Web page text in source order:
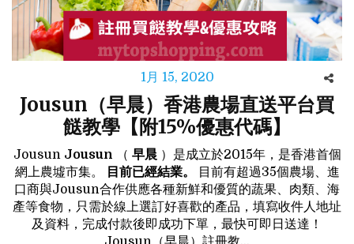
1月 15, 2020
Jousun（早晨）香港農場直送平台買
餸教學【附15%優惠代碼】
Jousun Jousun （ 早晨）是成立於2015年，是香港首個
網上農墟市集。
目前已經結業。
目前有超過35個農場、進
口商與Jousun合作供應各種新鮮和優質的蔬果、肉類、海
產等食物，只需於線上選訂好喜歡的產品，填寫收件人地址
及資料，完成付款後即成功下單，最快可即日送達！